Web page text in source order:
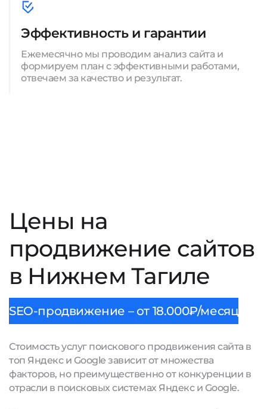
Эффективность и гарантии
Ежемесячно мы проводим анализ сайта и
формируем план с эффективными работами,
отвечаем за качество и результат.
Цены на
продвижение сайтов
в Нижнем Тагиле
SEO-продвижение – от 18.000₽/месяц
Стоимость услуг поискового продвижения сайта в
топ Яндекс и Google зависит от множества
факторов, но преимущественно от конкуренции в
отрасли в поисковых системах Яндекс и Google.